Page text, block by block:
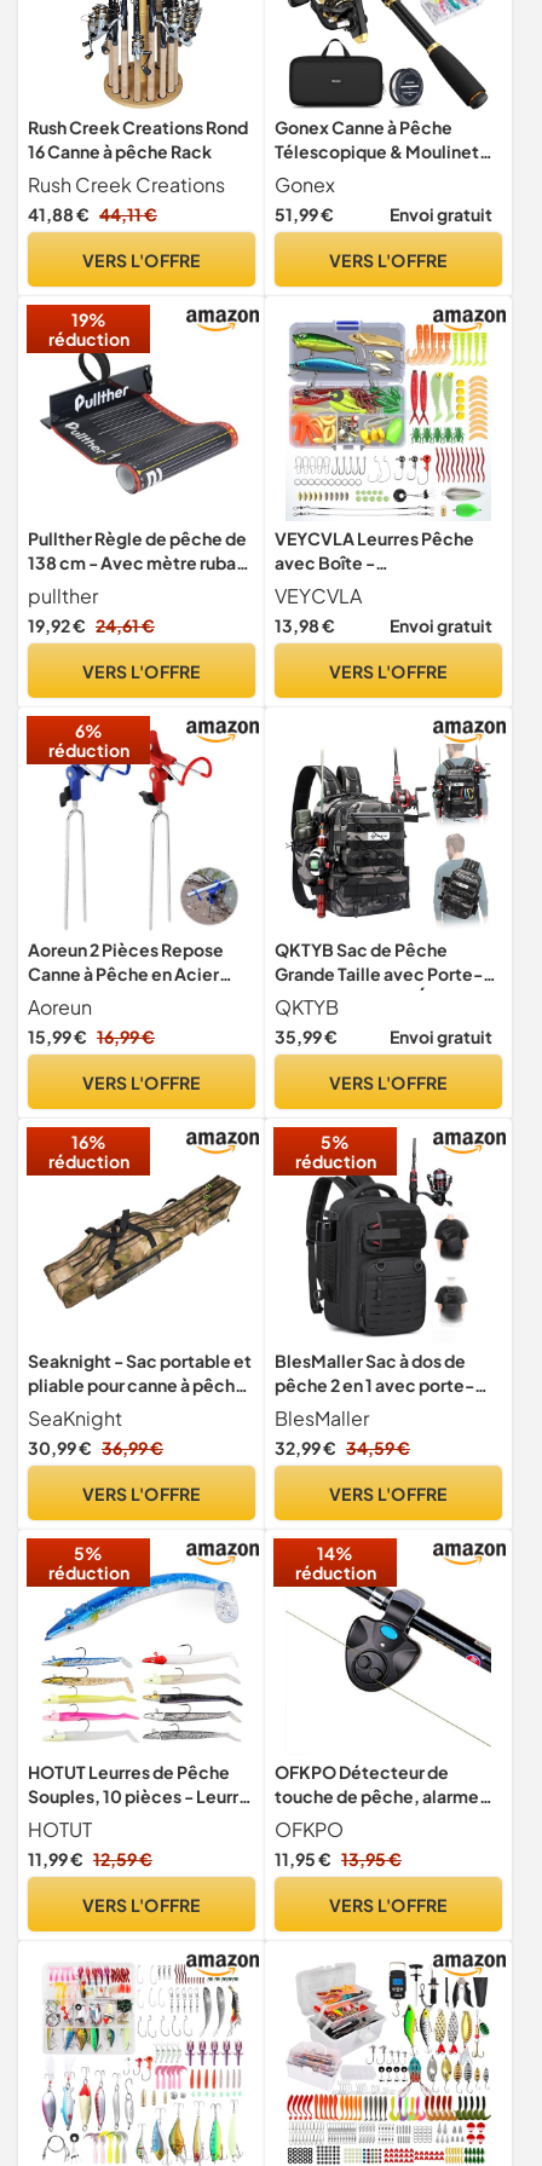
Rush Creek Creations Rond
16 Canne à pêche Rack
Rush Creek Creations
41,88 € 44,11 €
VERS L'OFFRE
Gonex Canne à Pêche
Télescopique & Moulinet
Combo avec Sac de
Transport
Gonex
51,99 € Envoi gratuit
VERS L'OFFRE
19%
réduction
Pullther Règle de pêche de
138 cm - Avec mètre ruban
- Tableau anti-chocs - Outil
de mesure étanche pour
l'eau salée - Accessoire de
pullther
19,92 € 24,61 €
VERS L'OFFRE
VEYCVLA Leurres Pêche
avec Boîte -
Spinnerbaits,Plastique
vers,Minnow,Popper,Leurr
es,Souples Pêche Jigs
carnassiers pour
VEYCVLA
13,98 € Envoi gratuit
VERS L'OFFRE
6%
réduction
Aoreun 2 Pièces Repose
Canne à Pêche en Acier
Inoxydable, Support
Réglable à 360°
Détachable pour Rivière et
Aoreun
15,99 € 16,99 €
VERS L'OFFRE
QKTYB Sac de Pêche
Grande Taille avec Porte-
Canne, Sac à Dos Étanche à
Fermeture Éclair, Sac à Dos
de Pêche Multi-Poches en
Randonnée, Camouflage,
(45×30×25cm)
QKTYB
35,99 € Envoi gratuit
VERS L'OFFRE
16%
réduction
Seaknight - Sac portable et
pliable pour canne à pêche
- Ensemble de pêche pliant
- Sac de rangement pour
matériel de pêche - 135
SeaKnight
30,99 € 36,99 €
VERS L'OFFRE
5%
réduction
BlesMaller Sac à dos de
pêche 2 en 1 avec porte-
canne à pêche - Petit sac
de pêche - 25 l - Sac à
bandoulière tactique - Sac
et la randonnée (23 x 20 x 37
BlesMaller
32,99 € 34,59 €
VERS L'OFFRE
5%
réduction
HOTUT Leurres de Pêche
Souples, 10 pièces - Leurre
Souple Mer, Leurre Peche
Carnassier pour Bar, Truite,
Marigane, Leurre Peche
Pêche Pré-jigged,
HOTUT
11,99 € 12,59 €
VERS L'OFFRE
14%
réduction
OFKPO Détecteur de
touche de pêche, alarme
de touche LED pour canne à
pêche
OFKPO
11,95 € 13,95 €
VERS L'OFFRE